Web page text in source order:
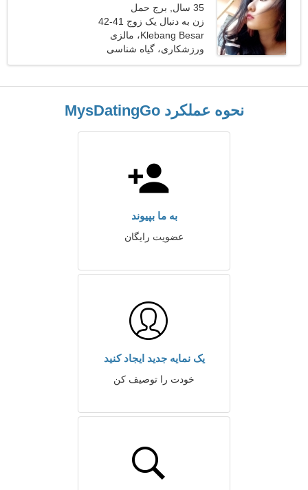
35 سال, برج حمل
زن به دنبال یک زوج 41-42
Klebang Besar، مالزی
ورزشکاری، گیاه شناسی
نحوه عملکرد MysDatingGo
به ما بپیوند
عضویت رایگان
یک نمایه جدید ایجاد کنید
خودت را توصیف کن